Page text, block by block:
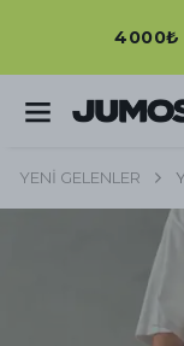
4000₺
YENİ GELENLER